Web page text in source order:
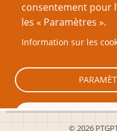
consentement pour
les « Paramètres ».
Information sur les
Je suis un émulateur
Xyrop : mon
© 2026